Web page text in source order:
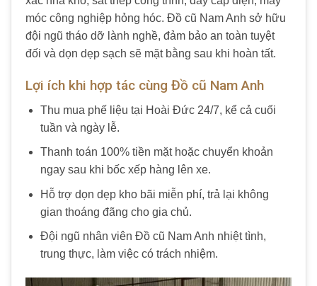
móc công nghiệp hỏng hóc. Đồ cũ Nam Anh sở hữu
đội ngũ tháo dỡ lành nghề, đảm bảo an toàn tuyệt
đối và dọn dẹp sạch sẽ mặt bằng sau khi hoàn tất.
Lợi ích khi hợp tác cùng Đồ cũ Nam Anh
Thu mua phế liệu tại Hoài Đức 24/7, kể cả cuối
tuần và ngày lễ.
Thanh toán 100% tiền mặt hoặc chuyển khoản
ngay sau khi bốc xếp hàng lên xe.
Hỗ trợ dọn dẹp kho bãi miễn phí, trả lại không
gian thoáng đãng cho gia chủ.
Đội ngũ nhân viên Đồ cũ Nam Anh nhiệt tình,
trung thực, làm việc có trách nhiệm.